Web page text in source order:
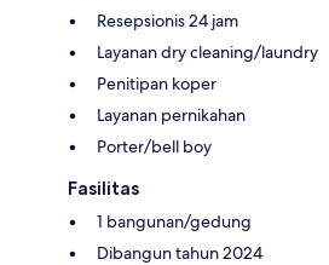
Resepsionis 24 jam
Layanan dry cleaning/laundry
Penitipan koper
Layanan pernikahan
Porter/bell boy
Fasilitas
1 bangunan/gedung
Dibangun tahun 2024